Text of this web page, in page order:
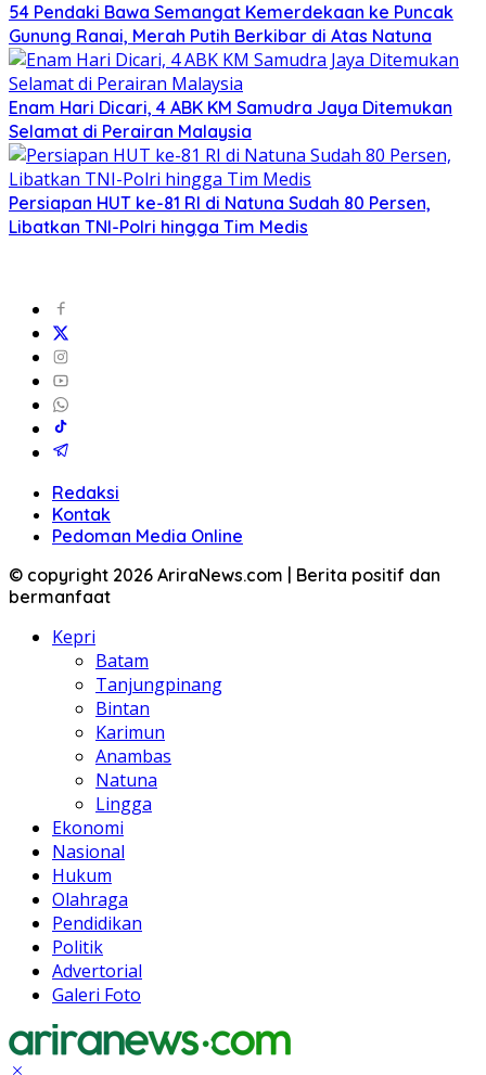
54 Pendaki Bawa Semangat Kemerdekaan ke Puncak
Gunung Ranai, Merah Putih Berkibar di Atas Natuna
Enam Hari Dicari, 4 ABK KM Samudra Jaya Ditemukan
Selamat di Perairan Malaysia
Persiapan HUT ke-81 RI di Natuna Sudah 80 Persen,
Libatkan TNI-Polri hingga Tim Medis
Redaksi
Kontak
Pedoman Media Online
© copyright 2026 AriraNews.com | Berita positif dan
bermanfaat
Kepri
Batam
Tanjungpinang
Bintan
Karimun
Anambas
Natuna
Lingga
Ekonomi
Nasional
Hukum
Olahraga
Pendidikan
Politik
Advertorial
Galeri Foto